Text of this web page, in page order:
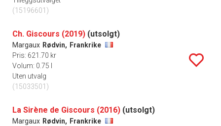
(15196601)
Ch. Giscours (2019) (utsolgt)
Margaux Rødvin, Frankrike
Pris: 621.70 kr
Volum: 0.75 l
Uten utvalg
(15033501)
La Sirène de Giscours (2016) (utsolgt)
Margaux Rødvin, Frankrike